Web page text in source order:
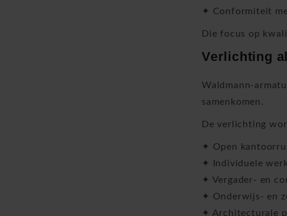
✦ Conformiteit
Die focus op
Verlichting
Waldmann-
samenkomen.
De verlichting
✦ Open
✦ Individuele
✦ Vergader- en
✦ Onderwijs- en
✦ Architecturale